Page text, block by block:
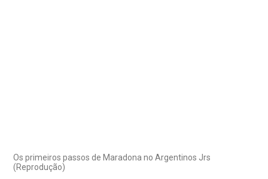
Os primeiros passos de Maradona no Argentinos Jrs
(Reprodução)